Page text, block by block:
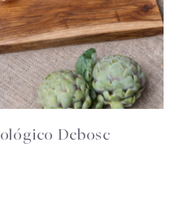
Debosc